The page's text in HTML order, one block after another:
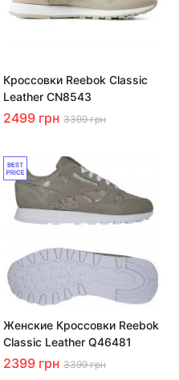
Кроссовки Reebok Classic
Leather CN8543
2499 грн 3399 грн
Женские Кроссовки Reebok
Classic Leather Q46481
2399 грн 3399 грн